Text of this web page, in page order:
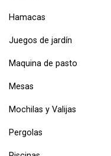
Hamacas
Juegos de jardín
Maquina de pasto
Mesas
Mochilas y Valijas
Pergolas